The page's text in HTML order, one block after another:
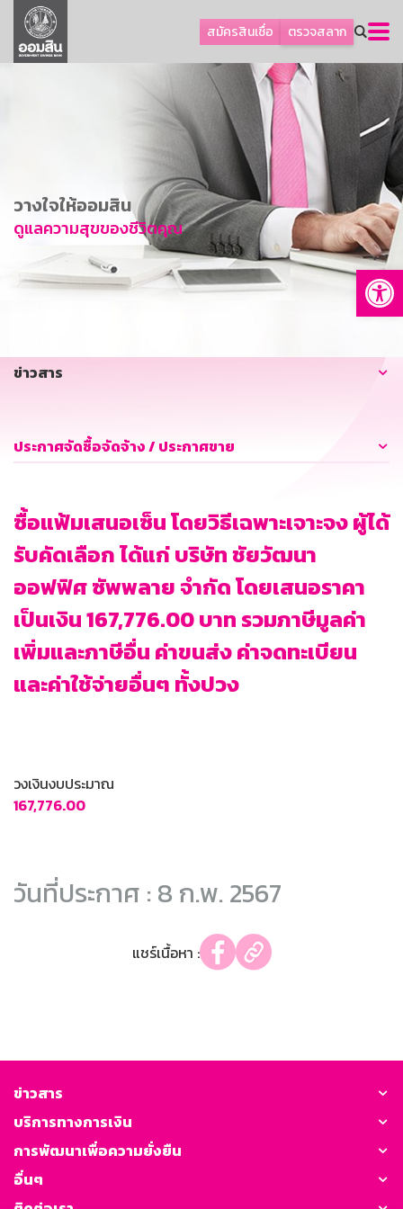
สมัครสินเชื่อ ตรวจสลาก
ลูกค้าธุรกิจ
ลูกค้าผู้ประกอบรายย่อย
การพัฒนาที่ยั่งยืน
ข่าวสาร
บริการทางการเงิน
อื่นๆ
วางใจให้ออมสิน
ดูแลความสุขของชีวิตคุณ
ข่าวสาร
ประกาศจัดซื้อจัดจ้าง / ประกาศขาย
ซื้อแฟ้มเสนอเซ็น โดยวิธีเฉพาะเจาะจง ผู้ได้
รับคัดเลือก ได้แก่ บริษัท ชัยวัฒนา
ออฟฟิศ ซัพพลาย จำกัด โดยเสนอราคา
เป็นเงิน 167,776.00 บาท รวมภาษีมูลค่า
เพิ่มและภาษีอื่น ค่าขนส่ง ค่าจดทะเบียน
และค่าใช้จ่ายอื่นๆ ทั้งปวง
วงเงินงบประมาณ
167,776.00
วันที่ประกาศ : 8 ก.พ. 2567
แชร์เนื้อหา :
ข่าวสาร
บริการทางการเงิน
การพัฒนาเพื่อความยั่งยืน
อื่นๆ